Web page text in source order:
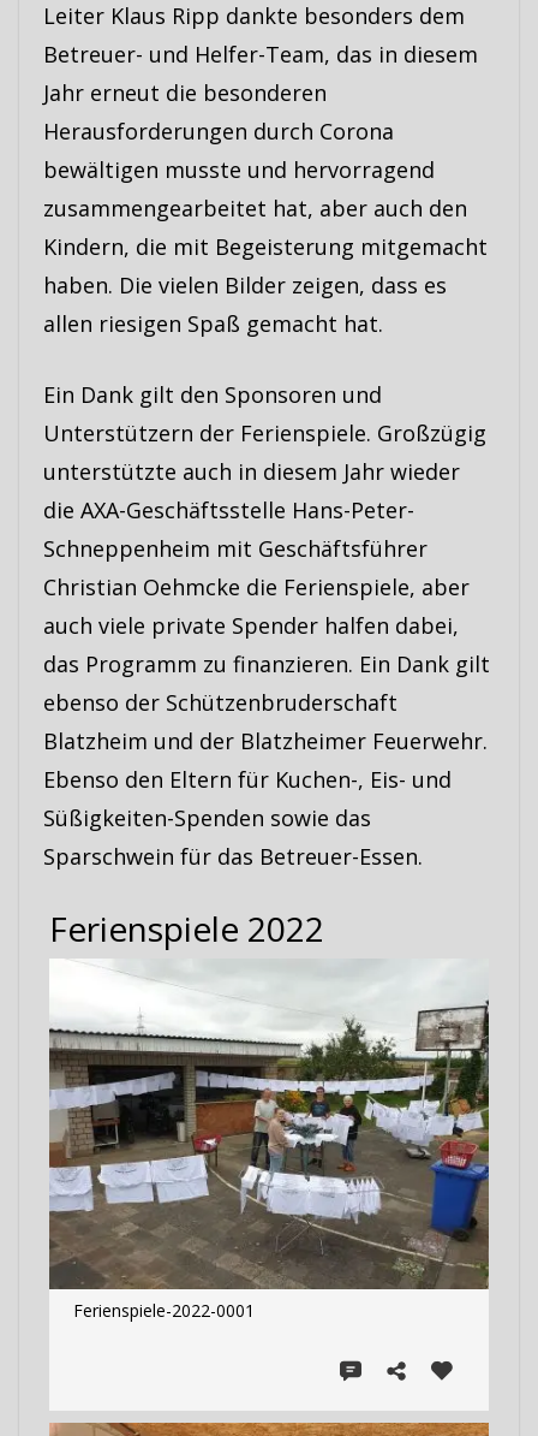
Leiter Klaus Ripp dankte besonders dem
Betreuer- und Helfer-Team, das in diesem
Jahr erneut die besonderen
Herausforderungen durch Corona
bewältigen musste und hervorragend
zusammengearbeitet hat, aber auch den
Kindern, die mit Begeisterung mitgemacht
haben. Die vielen Bilder zeigen, dass es
allen riesigen Spaß gemacht hat.
Ein Dank gilt den Sponsoren und
Unterstützern der Ferienspiele. Großzügig
unterstützte auch in diesem Jahr wieder
die AXA-Geschäftsstelle Hans-Peter-
Schneppenheim mit Geschäftsführer
Christian Oehmcke die Ferienspiele, aber
auch viele private Spender halfen dabei,
das Programm zu finanzieren. Ein Dank gilt
ebenso der Schützenbruderschaft
Blatzheim und der Blatzheimer Feuerwehr.
Ebenso den Eltern für Kuchen-, Eis- und
Süßigkeiten-Spenden sowie das
Sparschwein für das Betreuer-Essen.
Ferienspiele 2022
Ferienspiele-2022-0001